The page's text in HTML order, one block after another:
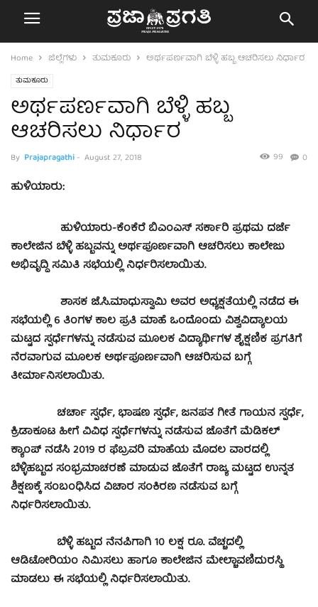
Home ಜಿಲ್ಲೆಗಳು ತುಮಕೂರು ಅರ್ಥಪರ್ಣವಾಗಿ ಬೆಳ್ಳಿ ಹಬ್ಬ ಆಚರಿಸಲು ನಿರ್ಧಾರ
ತುಮಕೂರು
ಅರ್ಥಪರ್ಣವಾಗಿ ಬೆಳ್ಳಿ ಹಬ್ಬ
ಆಚರಿಸಲು ನಿರ್ಧಾರ
By Prajapragathi- August 27, 2018 0
99
ಹುಳಿಯಾರು:
ಹುಳಿಯಾರು-ಕೆಂಕೆರೆ ಬಿಎಂಎಸ್ ಸರ್ಕಾರಿ ಪ್ರಥಮ ದರ್ಜೆ
ಕಾಲೇಜಿನ ಬೆಳ್ಳಿ ಹಬ್ಬವನ್ನು ಅರ್ಥಪೂರ್ಣವಾಗಿ ಆಚರಿಸಲು ಕಾಲೇಜು
ಅಭಿವೃದ್ದಿ ಸಮಿತಿ ಸಭೆಯಲ್ಲಿ ನಿರ್ಧರಿಸಲಾಯಿತು.
ಶಾಸಕ ಜೆ.ಸಿ.ಮಾಧುಸ್ವಾಮಿ ಅವರ ಅಧ್ಯಕ್ಷತೆಯಲ್ಲಿ ನಡೆದ ಈ
ಸಭೆಯಲ್ಲಿ 6 ತಿಂಗಳ ಕಾಲ ಪ್ರತಿ ಮಾಹೆ ಒಂದೊಂದು ವಿಶ್ವವಿದ್ಯಾಲಯ
ಮಟ್ಟದ ಸ್ಪರ್ಧೆಗಳನ್ನು ನಡೆಸುವ ಮೂಲಕ ವಿದ್ಯಾರ್ಥಿಗಳ ಶೈಕ್ಷಣಿಕ ಪ್ರಗತಿಗೆ
ನೆರವಾಗುವ ಮೂಲಕ ಅರ್ಥಪೂರ್ಣವಾಗಿ ಆಚರಿಸುವ ಬಗ್ಗೆ
ತೀರ್ಮಾನಿಸಲಾಯಿತು.
ಚರ್ಚಾ ಸ್ಪರ್ಧೆ, ಭಾಷಣ ಸ್ಪರ್ಧೆ, ಜನಪತ ಗೀತೆ ಗಾಯನ ಸ್ಪರ್ಧೆ,
ಕ್ರಿಡಾಕೂಟ ಹೀಗೆ ವಿವಿಧ ಸ್ಪರ್ಧೆಗಳನ್ನು ನಡೆಸುವ ಜೊತೆಗೆ ಮೆಡಿಕಲ್
ಕ್ಯಾಂಪ್ ನಡೆಸಿ 2019 ರ ಫೆಬ್ರವರಿ ಮಾಹೆಯ ಮೊದಲ ವಾರದಲ್ಲಿ
ಬೆಳ್ಳಿಹಬ್ಬದ ಸಂಭ್ರಮಾಚರಣೆ ಮಾಡುವ ಜೊತೆಗೆ ರಾಜ್ಯ ಮಟ್ಟದ ಉನ್ನತ
ಶಿಕ್ಷಣಕ್ಕೆ ಸಂಬಂಧಿಸಿದ ವಿಚಾರ ಸಂಕಿರಣ ನಡೆಸುವ ಬಗ್ಗೆ
ನಿರ್ಧರಿಸಲಾಯಿತು.
ಬೆಳ್ಳಿ ಹಬ್ಬದ ನೆನಪಿಗಾಗಿ 10 ಲಕ್ಷ ರೂ. ವೆಚ್ಚದಲ್ಲಿ
ಆಡಿಟೋರಿಯಂ ನಿಮಿಸಲು ಹಾಗೂ ಕಾಲೇಜಿನ ಮೇಲ್ಚಾವಣಿದುರಸ್ಥಿ
ಮಾಡಲು ಈ ಸಭೆಯಲ್ಲಿ ನಿರ್ಧರಿಸಲಾಯಿತು.